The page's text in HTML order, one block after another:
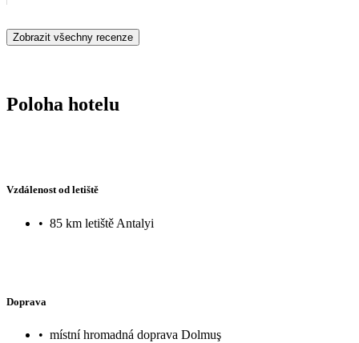
Zobrazit všechny recenze
Poloha hotelu
Vzdálenost od letiště
• 85 km letiště Antalyi
Doprava
• místní hromadná doprava Dolmuş